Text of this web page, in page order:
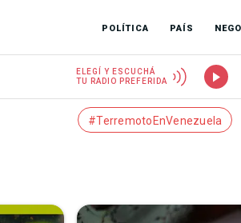
POLÍTICA PAÍS
ELEGÍ Y ESCUCHÁ
TU RADIO PREFERIDA
#TerremotoEnVenezuela